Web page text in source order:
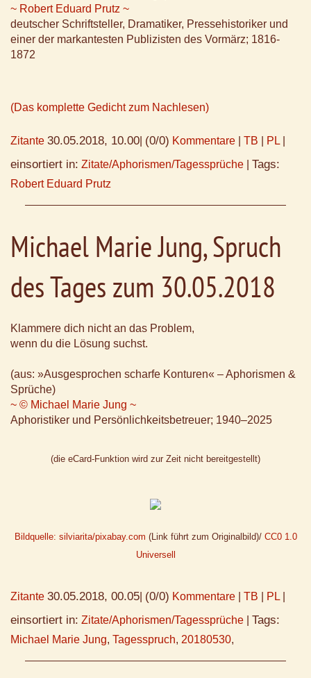
~ Robert Eduard Prutz ~
deutscher Schriftsteller, Dramatiker, Pressehistoriker und
einer der markantesten Publizisten des Vormärz; 1816-
1872
(Das komplette Gedicht zum Nachlesen)
Zitante 30.05.2018, 10.00 (0/0) Kommentare TB PL
einsortiert in: Zitate/Aphorismen/Tagessprüche Tags:
Robert Eduard Prutz
Michael Marie Jung, Spruch
des Tages zum 30.05.2018
Klammere dich nicht an das Problem,
wenn du die Lösung suchst.
(aus: »Ausgesprochen scharfe Konturen« – Aphorismen &
Sprüche)
~ © Michael Marie Jung ~
Aphoristiker und Persönlichkeitsbetreuer; 1940–2025
(die eCard-Funktion wird zur Zeit nicht bereitgestellt)
Bildquelle: silviarita/pixabay.com (Link führt zum Originalbild)/ CC0 1.0
Universell
Zitante 30.05.2018, 00.05 (0/0) Kommentare TB PL
einsortiert in: Zitate/Aphorismen/Tagessprüche Tags:
Michael Marie Jung, Tagesspruch, 20180530,